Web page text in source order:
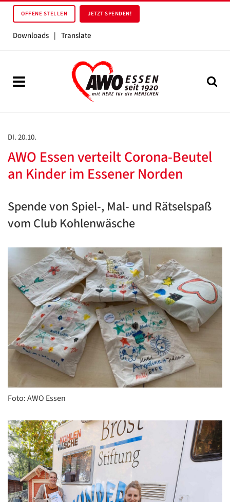
OFFENE STELLEN JETZT SPENDEN!
Downloads | Translate
DI. 20.10.
AWO Essen verteilt Corona-Beutel
an Kinder im Essener Norden
Spende von Spiel-, Mal- und Rätselspaß
vom Club Kohlenwäsche
Foto: AWO Essen